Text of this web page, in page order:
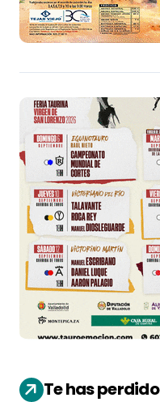
Te has perdido